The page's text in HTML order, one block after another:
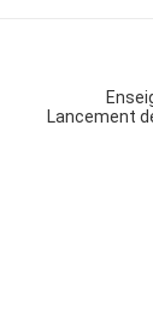
Lancement